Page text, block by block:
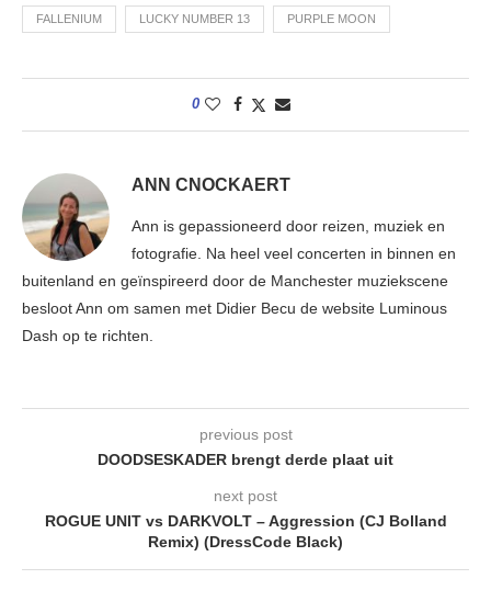
FALLENIUM LUCKY NUMBER 13 PURPLE MOON
0
ANN CNOCKAERT
Ann is gepassioneerd door reizen, muziek en
fotografie. Na heel veel concerten in binnen en
buitenland en geïnspireerd door de Manchester muziekscene
besloot Ann om samen met Didier Becu de website Luminous
Dash op te richten.
previous post
DOODSESKADER brengt derde plaat uit
next post
ROGUE UNIT vs DARKVOLT – Aggression (CJ Bolland
Remix) (DressCode Black)